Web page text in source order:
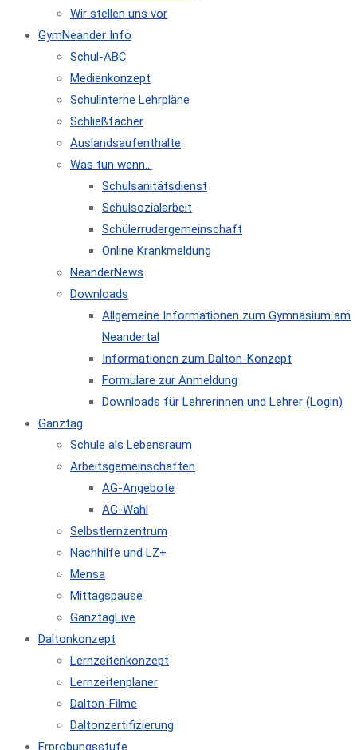
Wir stellen uns vor
GymNeander Info
Schul-ABC
Medienkonzept
Schulinterne Lehrpläne
Schließfächer
Auslandsaufenthalte
Was tun wenn…
Schulsanitätsdienst
Schulsozialarbeit
Schülerrudergemeinschaft
Online Krankmeldung
NeanderNews
Downloads
Allgemeine Informationen zum Gymnasium am
Neandertal
Informationen zum Dalton-Konzept
Formulare zur Anmeldung
Downloads für Lehrerinnen und Lehrer (Login)
Ganztag
Schule als Lebensraum
Arbeitsgemeinschaften
AG-Angebote
AG-Wahl
Selbstlernzentrum
Nachhilfe und LZ+
Mensa
Mittagspause
GanztagLive
Daltonkonzept
Lernzeitenkonzept
Lernzeitenplaner
Dalton-Filme
Daltonzertifizierung
Erprobungsstufe